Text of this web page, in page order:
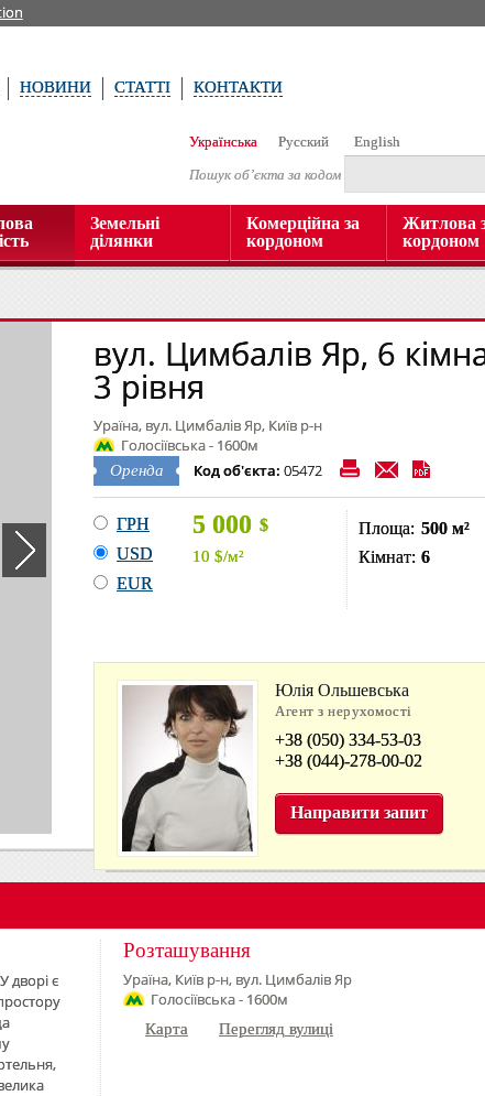
НОВИНИ СТАТТІ КОНТАКТИ
Українська Русский
English
Пошук об’єкта за кодом
Земельні
ділянки
Комерційна за
кордоном
Житлова
кордоном
вул. Цимбалів Яр, 6
3 рівня
Ураїна, вул. Цимбалів Яр, Київ р-н
Голосіївська - 1600м
Оренда Код об'єкта: 05472
ГРН
USD
EUR
5 000 $
10 $/м²
Площа: 500 м²
Кімнат: 6
Юлія Ольшевська
Агент з нерухомості
+38 (050) 334-53-03
+38 (044)-278-00-02
Направити запит
дворі є
Розташування
Ураїна, Київ р-н, вул. Цимбалів Яр
Голосіївська - 1600м
Карта Перегляд вулиці